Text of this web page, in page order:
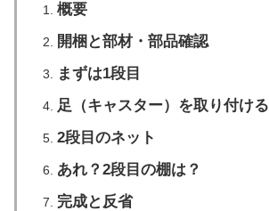
概要
開梱と部材・部品確認
まずは1段目
足（キャスター）を取り付ける
2段目のネット
あれ？2段目の棚は？
完成と反省